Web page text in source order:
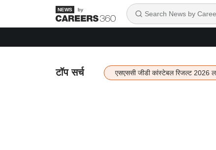
by
टॉप सर्च एसएससी जीडी कांस्टेबल रिजल्ट 2026